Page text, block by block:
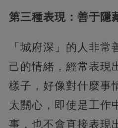
第三種表現：善于隱
「城府深」的人非常
己的情緒，經常表現
樣子，好像對什麼事
太關心，即使是工作
事，也不會直接表現